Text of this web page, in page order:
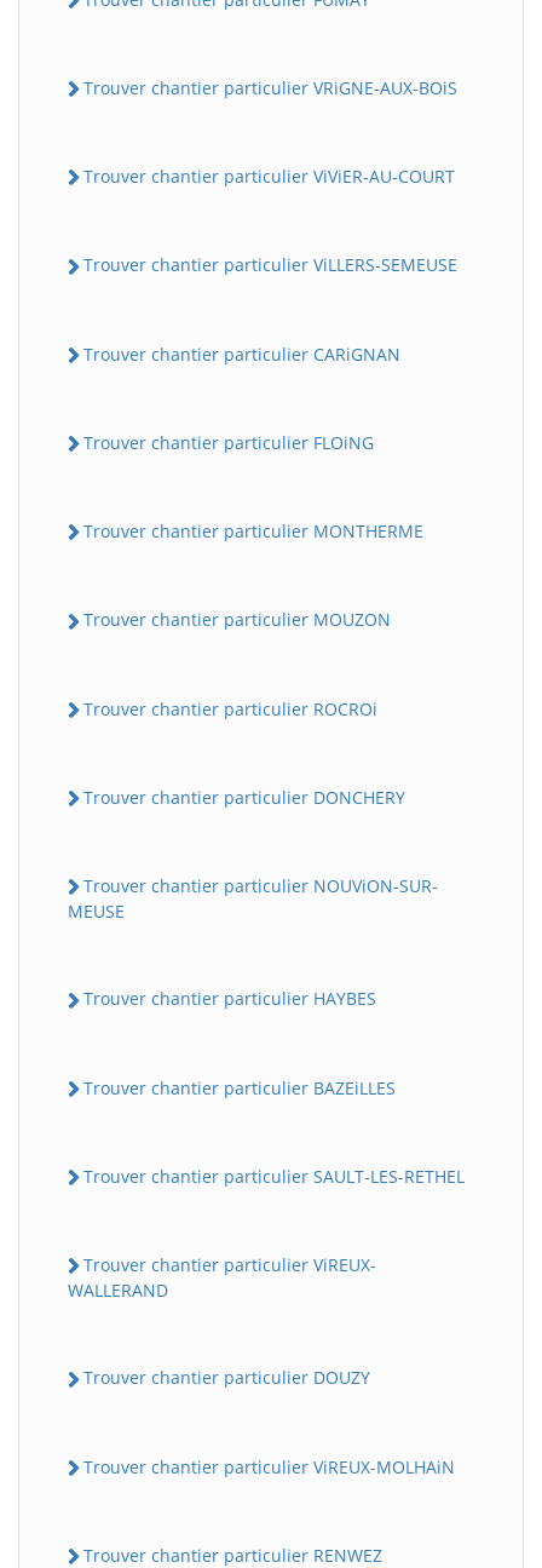
Trouver chantier particulier VRiGNE-AUX-BOiS
Trouver chantier particulier ViViER-AU-COURT
Trouver chantier particulier ViLLERS-SEMEUSE
Trouver chantier particulier CARiGNAN
Trouver chantier particulier FLOiNG
Trouver chantier particulier MONTHERME
Trouver chantier particulier MOUZON
Trouver chantier particulier ROCROi
Trouver chantier particulier DONCHERY
Trouver chantier particulier NOUViON-SUR-
MEUSE
Trouver chantier particulier HAYBES
Trouver chantier particulier BAZEiLLES
Trouver chantier particulier SAULT-LES-RETHEL
Trouver chantier particulier ViREUX-
WALLERAND
Trouver chantier particulier DOUZY
Trouver chantier particulier ViREUX-MOLHAiN
Trouver chantier particulier RENWEZ